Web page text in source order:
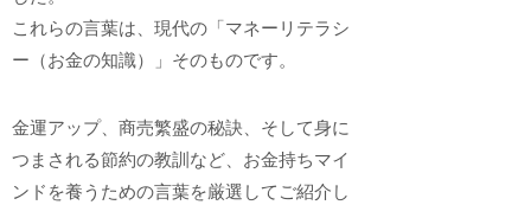
これらの言葉は、現代の「マネーリテラシ
ー（お金の知識）」そのものです。
金運アップ、商売繁盛の秘訣、そして身に
つまされる節約の教訓など、お金持ちマイ
ンドを養うための言葉を厳選してご紹介し